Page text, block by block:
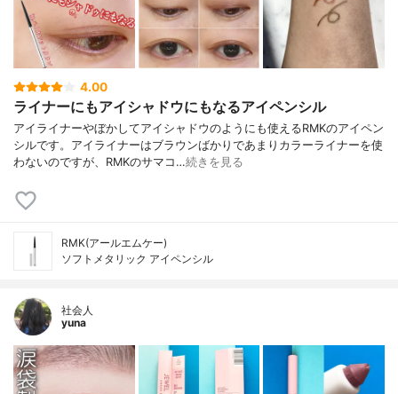
4.00
ライナーにもアイシャドウにもなるアイペンシル
アイライナーやぼかしてアイシャドウのようにも使えるRMKのアイペン
シルです。アイライナーはブラウンばかりであまりカラーライナーを使
わないのですが、RMKのサマコ…続きを見る
RMK(アールエムケー)
ソフトメタリック アイペンシル
社会人
yuna